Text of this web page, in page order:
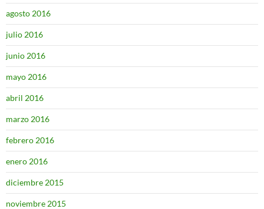
agosto 2016
julio 2016
junio 2016
mayo 2016
abril 2016
marzo 2016
febrero 2016
enero 2016
diciembre 2015
noviembre 2015